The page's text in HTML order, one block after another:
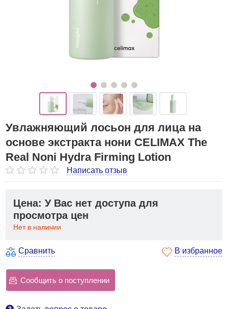
Увлажняющий лосьон для лица на
основе экстракта нони CELIMAX The
Real Noni Hydra Firming Lotion
Написать отзыв
Цена: У Вас нет доступа для
просмотра цен
Нет в наличии
Сравнить В избранное
Сообщить о поступлении